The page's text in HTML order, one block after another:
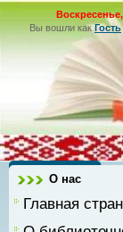
Воскресенье,
Вы вошли как Гость
О нас
Главная